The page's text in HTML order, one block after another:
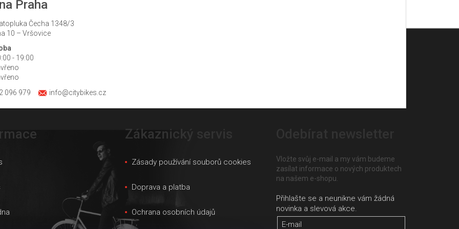
Praha
Čecha 1348/3
10 – Vršovice
- 19:00
096 979
info@citybikes.cz
Zákaznický servis
Zásady používání souborů cookies
Doprava a platba
Ochrana osobních údajů
Vložte svůj e-mail a my vám budeme
zasílat informace o nových produktech
na našem e-shopu.
E-mail